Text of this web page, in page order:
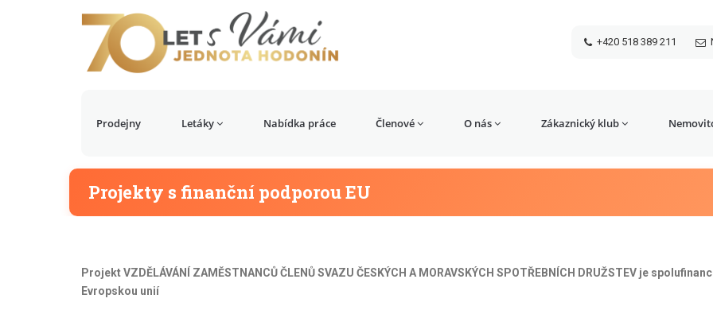
+420 518 389 211
Prodejny Letáky Nabídka práce Členové O nás Zákaznický klub
Projekty s finanční podporou EU
Projekt VZDĚLÁVÁNÍ ZAMĚSTNANCŮ ČLENŮ SVAZU ČESKÝCH A MORAVSKÝCH SPOTŘEBNÍCH DRUŽSTEV je
Evropskou unií